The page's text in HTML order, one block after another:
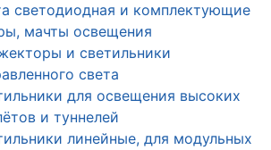
светодиодная и комплектующие
мачты освещения
и светильники
света
для освещения высоких
и туннелей
линейные, для модульных